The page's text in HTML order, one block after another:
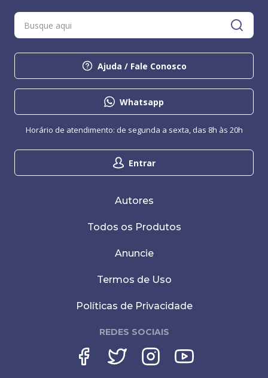
Ajuda / Fale Conosco
Whatsapp
Entrar
Horário de atendimento: de segunda a sexta, das 8h às 20h
Autores
Todos os Produtos
Anuncie
Termos de Uso
Políticas de Privacidade
REDES SOCIAIS